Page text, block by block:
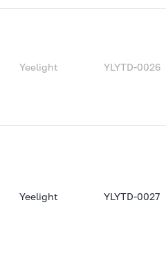
Yeelight YLYTD-0026
Yeelight YLYTD-0027